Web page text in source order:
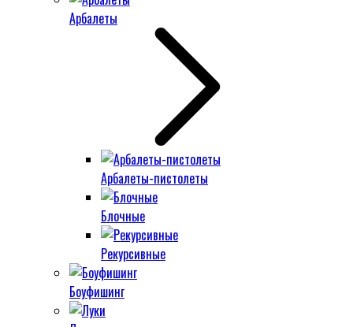
Арбалеты
Арбалеты-пистолеты
Блочные
Рекурсивные
Боуфишинг